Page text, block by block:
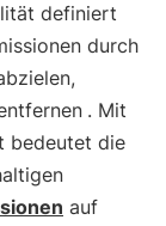
definiert
durch
. Mit
bedeutet die
auf